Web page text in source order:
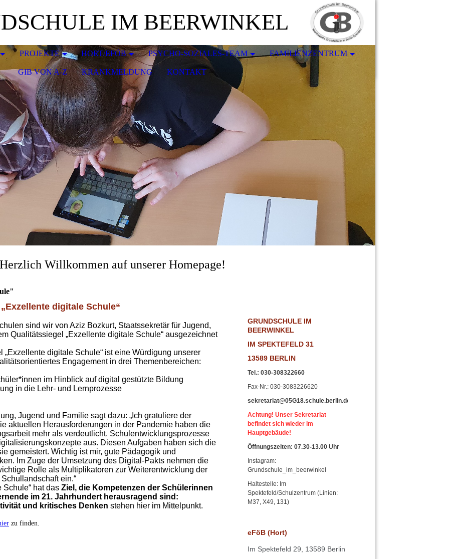
IM BEERWINKEL
PROJEKTE HORT/EFÖB PSYCHO-SOZIALES-TEAM FAMILIENZENTRUM
GIB VON A-Z KRANKMELDUNG KONTAKT
Herzlich Willkommen auf unserer Homepage!
digitale Schule“
sind wir von Aziz Bozkurt, Staatssekretär für Jugend,
Qualitätssiegel „Exzellente digitale Schule“ ausgezeichnet
digitale Schule“ ist eine Würdigung unserer
Engagement in drei Themenbereichen:
im Hinblick auf digital gestützte Bildung
in die Lehr- und Lernprozesse
Jugend und Familie sagt dazu: „Ich gratuliere der
aktuellen Herausforderungen in der Pandemie haben die
mehr als verdeutlicht. Schulentwicklungsprozesse
aus. Diesen Aufgaben haben sich die
gemeistert. Wichtig ist mir, gute Pädagogik und
Im Zuge der Umsetzung des Digital-Pakts nehmen die
Rolle als Multiplikatoren zur Weiterentwicklung der
ein.“
Schule“ hat das Ziel, die Kompetenzen der Schülerinnen
im 21. Jahrhundert herausragend sind:
und kritisches Denken stehen hier im Mittelpunkt.
zu finden.
GRUNDSCHULE IM
BEERWINKEL
IM SPEKTEFELD 31
13589 BERLIN
Tel.: 030-308322660
Fax-Nr.: 030-3083226620
sekretariat@05G18.schule.berlin.de
Achtung! Unser Sekretariat
befindet sich wieder im
Hauptgebäude!
Öffnungszeiten: 07.30-13.00 Uhr
Instagram:
Grundschule_im_beerwinkel
Haltestelle: Im
Spektefeld/Schulzentrum (Linien:
M37, X49, 131)
eFöB (Hort)
Im Spektefeld 29, 13589 Berlin